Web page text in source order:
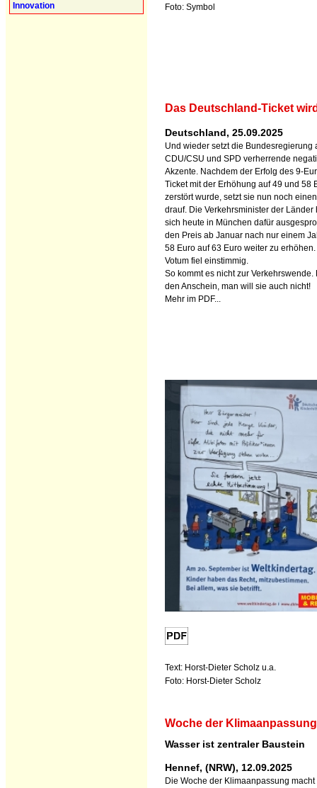
Innovation
Foto: Symbol
Das Deutschland-Ticket
Deutschland, 25.09.2025
Und wieder setzt die Bundesregierung
CDU/CSU und SPD verherrende
Akzente. Nachdem der Erfolg des 9-
Ticket mit der Erhöhung auf 49 und 58
zerstört wurde, setzt sie nun noch
drauf. Die Verkehrsminister der Länder
sich heute in München dafür
den Preis ab Januar nach nur einem
58 Euro auf 63 Euro weiter zu
Votum fiel einstimmig.
So kommt es nicht zur Verkehrswende.
den Anschein, man will sie auch nicht!
Mehr im PDF...
Text: Horst-Dieter Scholz u.a.
Foto: Horst-Dieter Scholz
Woche der Klimaanpassung
Wasser ist zentraler Baustein
Hennef, (NRW), 12.09.2025
Die Woche der Klimaanpassung macht